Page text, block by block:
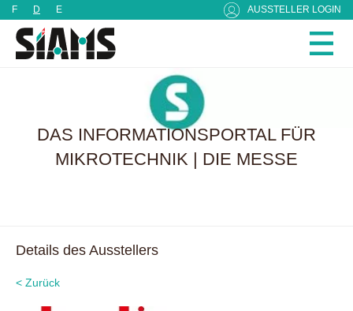
F D E AUSSTELLER LOGIN
DAS INFORMATIONSPORTAL FÜR
MIKROTECHNIK | DIE MESSE
Details des Ausstellers
< Zurück
Cookie-Einstellungen